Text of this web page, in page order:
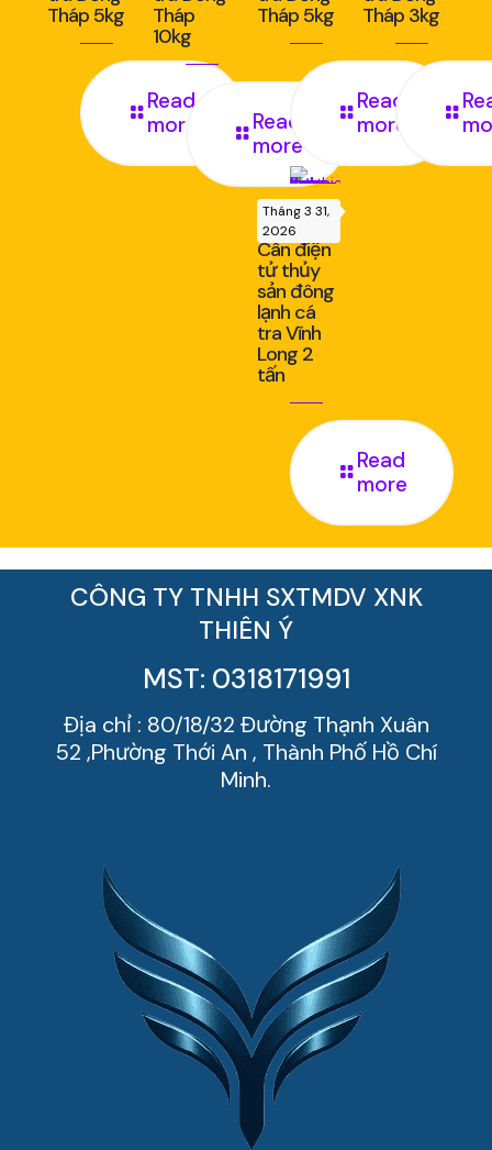
Tháp 5kg
Read
more
Tháp
10kg
Read
more
Tháp 5kg
Read
more
Tháp 3kg
Tháng 3 31,
2026
Cân điện
tử thủy
sản đông
lạnh cá
tra Vĩnh
Long 2
tấn
Read
more
CÔNG TY TNHH SXTMDV XNK
THIÊN Ý
MST: 0318171991
Địa chỉ : 80/18/32 Đường Thạnh Xuân
52 ,Phường Thới An , Thành Phố Hồ Chí
Minh.